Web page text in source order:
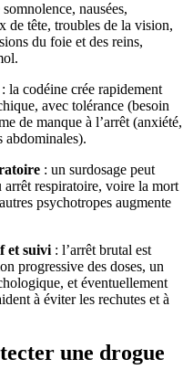
nausées,
de tête, troubles de la vision,
du foie et des reins,
: la codéine crée rapidement
avec tolérance (besoin
de manque à l’arrêt (anxiété,
abdominales).
: un surdosage peut
arrêt respiratoire, voire la mort
psychotropes augmente
et suivi : l’arrêt brutal est
progressive des doses, un
et éventuellement
à éviter les rechutes et à
une drogue